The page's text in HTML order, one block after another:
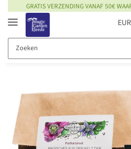
GRATIS VERZENDING VANAF 50€
EUR